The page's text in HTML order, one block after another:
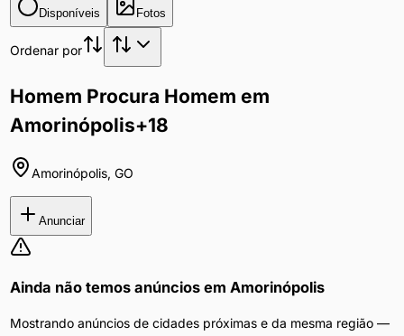
Disponíveis Fotos
Ordenar por
Homem Procura Homem em
Amorinópolis+18
Amorinópolis, GO
Anunciar
Ainda não temos anúncios em Amorinópolis
Mostrando anúncios de cidades próximas e da mesma região —